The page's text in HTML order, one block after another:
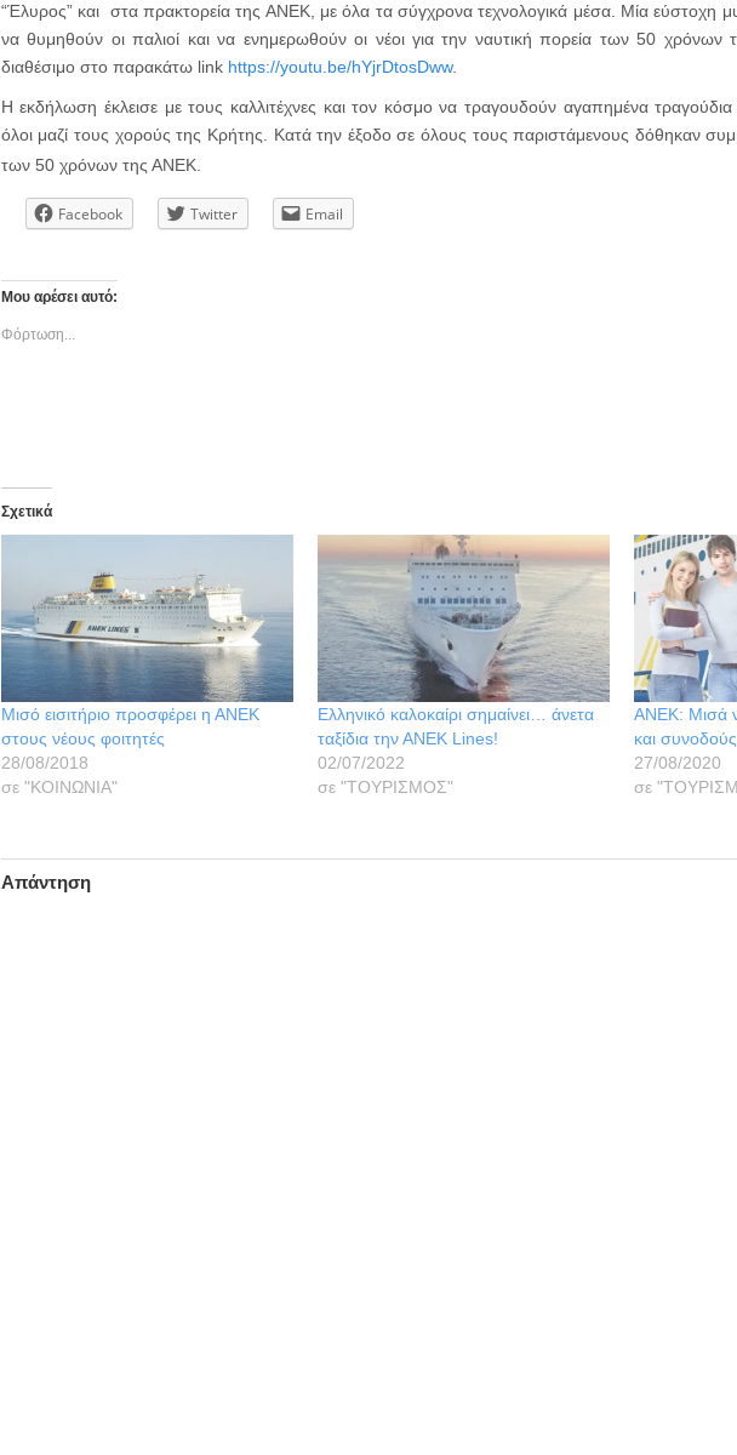
“Έλυρος” και στα πρακτορεία της ΑΝΕΚ, με όλα τα σύγχρονα τεχνολογικά μέσα. Μία εύστοχη
να θυμηθούν οι παλιοί και να ενημερωθούν οι νέοι για την ναυτική πορεία των 50
διαθέσιμο στο παρακάτω link https://youtu.be/hYjrDtosDww.
Η εκδήλωση έκλεισε με τους καλλιτέχνες και τον κόσμο να τραγουδούν αγαπημένα
όλοι μαζί τους χορούς της Κρήτης. Κατά την έξοδο σε όλους τους παριστάμενους δόθηκαν
των 50 χρόνων της ΑΝΕΚ.
Facebook Twitter Email
Μου αρέσει αυτό:
Φόρτωση...
Σχετικά
Μισό εισιτήριο προσφέρει η ΑΝΕΚ
στους νέους φοιτητές
28/08/2018
σε "ΚΟΙΝΩΝΙΑ"
Ελληνικό καλοκαίρι σημαίνει… άνετα
ταξίδια την ΑΝΕΚ Lines!
02/07/2022
σε "ΤΟΥΡΙΣΜΟΣ"
ΑΝΕΚ: Μισά
και συνοδούς
27/08/2020
σε
Απάντηση